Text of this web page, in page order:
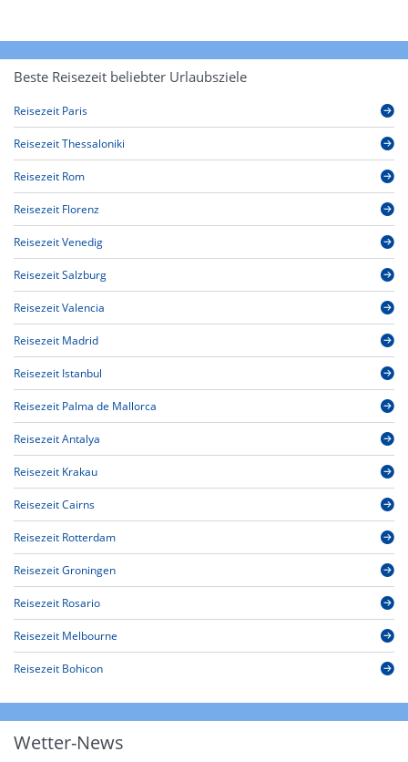
Beste Reisezeit beliebter Urlaubsziele
Reisezeit Paris
Reisezeit Thessaloniki
Reisezeit Rom
Reisezeit Florenz
Reisezeit Venedig
Reisezeit Salzburg
Reisezeit Valencia
Reisezeit Madrid
Reisezeit Istanbul
Reisezeit Palma de Mallorca
Reisezeit Antalya
Reisezeit Krakau
Reisezeit Cairns
Reisezeit Rotterdam
Reisezeit Groningen
Reisezeit Rosario
Reisezeit Melbourne
Reisezeit Bohicon
Wetter-News